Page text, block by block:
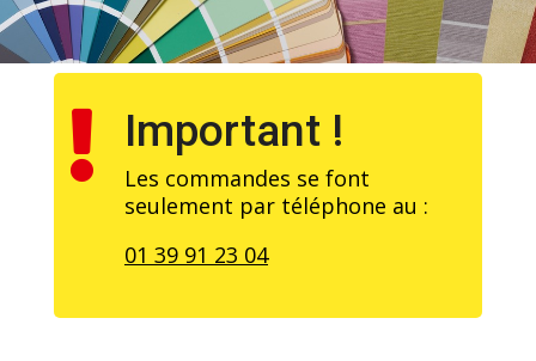
 Important !
Les commandes se font
seulement par téléphone au :
01 39 91 23 04